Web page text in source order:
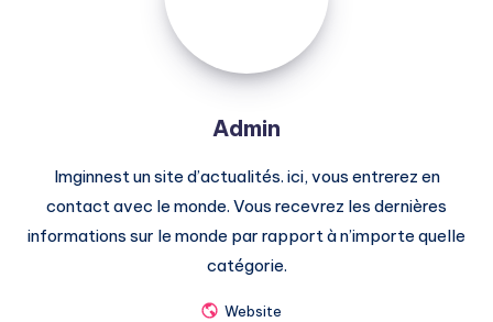
Admin
Imginnest un site d’actualités. ici, vous entrerez en
contact avec le monde. Vous recevrez les dernières
informations sur le monde par rapport à n’importe quelle
catégorie.
Website